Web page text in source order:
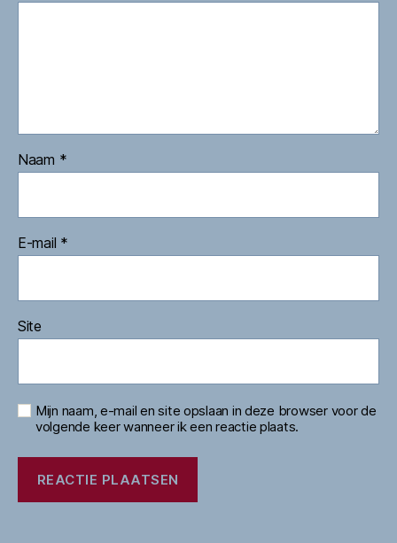
Naam *
E-mail *
Site
Mijn naam, e-mail en site opslaan in deze browser voor de
volgende keer wanneer ik een reactie plaats.